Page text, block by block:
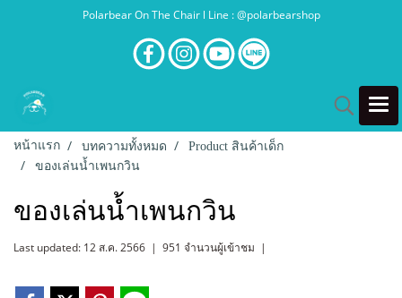
Polarbear On The Chair l Line : @polarbearshop
หน้าแรก บทความทั้งหมด
Product สินค้าเด็ก
ของเล่นน้ำเพนกวิน
ของเล่นน้ำเพนกวิน
Last updated: 12 ส.ค. 2566 | 951 จำนวนผู้เข้าชม |